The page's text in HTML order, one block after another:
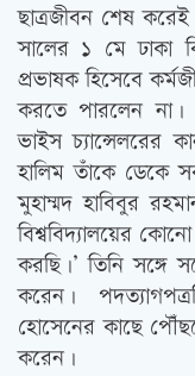
ছাত্রজীবন শেষ
সালের ১ মে ঢাকা
প্রভাষক হিসেবে
করতে পারলেন না।
ভাইস চ্যান্সেলরের
হালিম তাঁকে ডেকে
মুহাম্মদ হাবিবুর
বিশ্ববিদ্যালয়ের
করছি।’ তিনি সঙ্গে
করেন।
হোসেনের কাছে
করেন।